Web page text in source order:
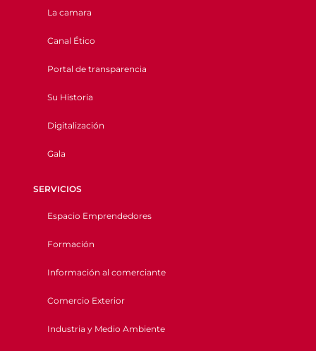
La camara
Canal Ético
Portal de transparencia
Su Historia
Digitalización
Gala
SERVICIOS
Espacio Emprendedores
Formación
Información al comerciante
Comercio Exterior
Industria y Medio Ambiente